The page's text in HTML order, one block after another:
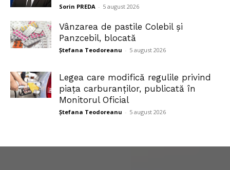
Sorin PREDA - 5 august 2026
Vânzarea de pastile Colebil și
Panzcebil, blocată
Ștefana Teodoreanu - 5 august 2026
Legea care modifică regulile privind
piața carburanților, publicată în
Monitorul Oficial
Ștefana Teodoreanu - 5 august 2026